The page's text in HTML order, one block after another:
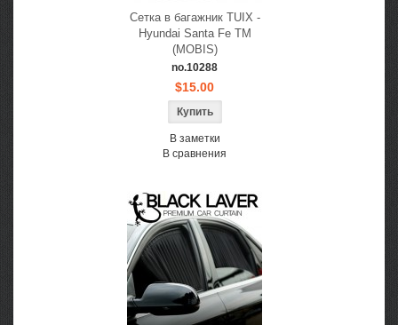
Сетка в багажник TUIX -
Hyundai Santa Fe TM
(MOBIS)
no.10288
$15.00
В заметки
В сравнения